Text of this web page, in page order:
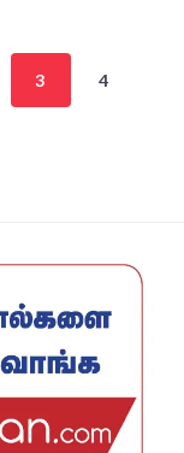
3 4